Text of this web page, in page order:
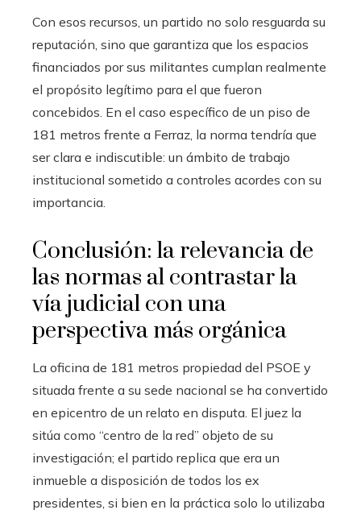
Con esos recursos, un partido no solo resguarda su
reputación, sino que garantiza que los espacios
financiados por sus militantes cumplan realmente
el propósito legítimo para el que fueron
concebidos. En el caso específico de un piso de
181 metros frente a Ferraz, la norma tendría que
ser clara e indiscutible: un ámbito de trabajo
institucional sometido a controles acordes con su
importancia.
Conclusión: la relevancia de
las normas al contrastar la
vía judicial con una
perspectiva más orgánica
La oficina de 181 metros propiedad del PSOE y
situada frente a su sede nacional se ha convertido
en epicentro de un relato en disputa. El juez la
sitúa como “centro de la red” objeto de su
investigación; el partido replica que era un
inmueble a disposición de todos los ex
presidentes, si bien en la práctica solo lo utilizaba